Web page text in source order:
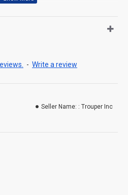
, প্রস্থ ১৫.৫ ইঞ্চি এবং উচ্চতা ১০.৫ ইঞ্চি।
- Write a review
Seller Name: : Trouper Inc